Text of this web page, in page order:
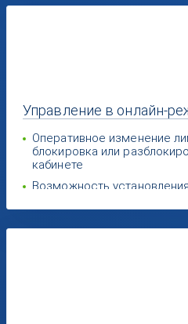
Управление в онлайн-
Оперативное изменение
блокировка или
кабинете
Возможность